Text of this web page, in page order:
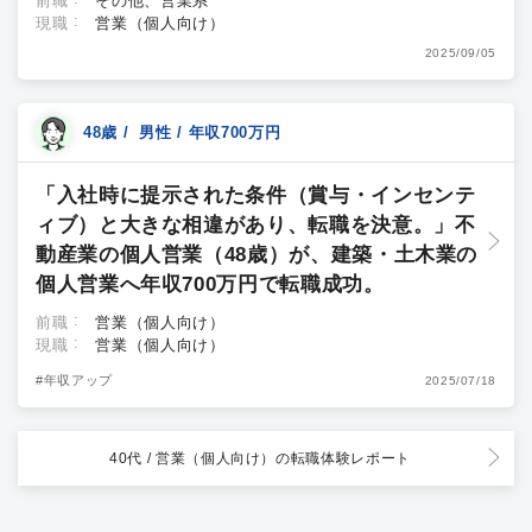
現職
営業（個人向け）
2025/09/05
48歳 / 男性 / 年収700万円
「入社時に提示された条件（賞与・インセンテ
ィブ）と大きな相違があり、転職を決意。」不
動産業の個人営業（48歳）が、建築・土木業の
個人営業へ年収700万円で転職成功。
前職
営業（個人向け）
現職
営業（個人向け）
#年収アップ 2025/07/18
40代 / 営業（個人向け）の転職体験レポート